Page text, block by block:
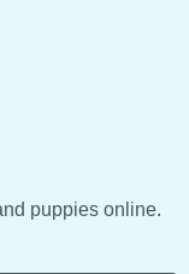
puppies online.